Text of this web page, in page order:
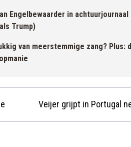
Engelbewaarder in achtuurjournaal
Trump)
van meerstemmige zang? Plus:
Veijer grijpt in Portugal